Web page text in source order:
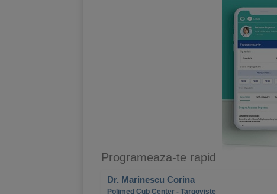
Programeaza-te rapid
Dr. Marinescu Corina
Polimed Cub Center - Targoviste